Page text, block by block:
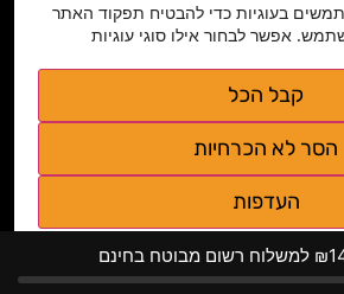
נגישות אתר
בעוגיות כדי להבטיח תפקוד האתר
אפשר לבחור אילו סוגי עוגיות
קבל הכל
הסר לא הכרחיות
העדפות